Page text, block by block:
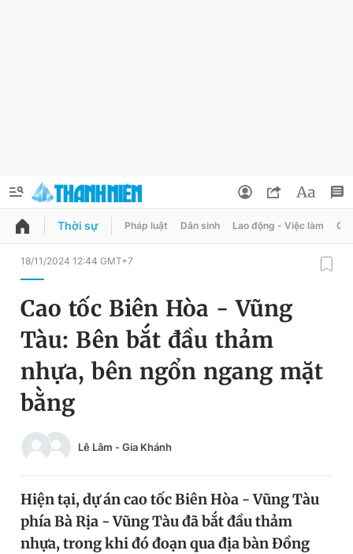
QUẢNG CÁO
Chuyên mục
Chuyên mục khác
Chào ngày mới
Tin thị trường
Video Magazine
Đổi mật khẩu
Tin đã lưu
Tin đã xem
Đăng xuất
Thời sự Pháp luật Dân sinh Lao động - Việc làm
18/11/2024 12:44 GMT+7
Cao tốc Biên Hòa - Vũng
Tàu: Bên bắt đầu thảm
nhựa, bên ngổn ngang mặt
bằng
Lê Lâm - Gia Khánh
Hiện tại, dự án cao tốc Biên Hòa - Vũng Tàu
phía Bà Rịa - Vũng Tàu đã bắt đầu thảm
nhựa, trong khi đó đoạn qua địa bàn Đồng